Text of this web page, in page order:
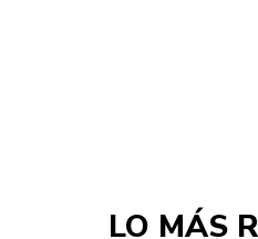
LO MÁS